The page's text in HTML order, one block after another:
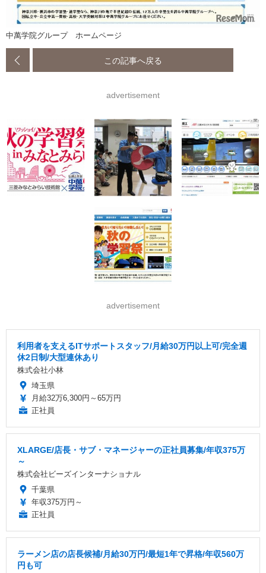
中萬学院グループ ホームページ
この記事へ戻る
advertisement
advertisement
利用者を支えるITサポートスタッフ/月給30万円以上可/完全週
休2日制/大型連休あり
株式会社小林
埼玉県
月給32万6,300円～65万円
正社員
XLARGE/店長・サブ・マネージャーの正社員募集/年収375万
～
株式会社ビーズインターナショナル
千葉県
年収375万円～
正社員
ラーメン店の店長候補/月給30万円/最短1年で昇格/年収560万
円も可